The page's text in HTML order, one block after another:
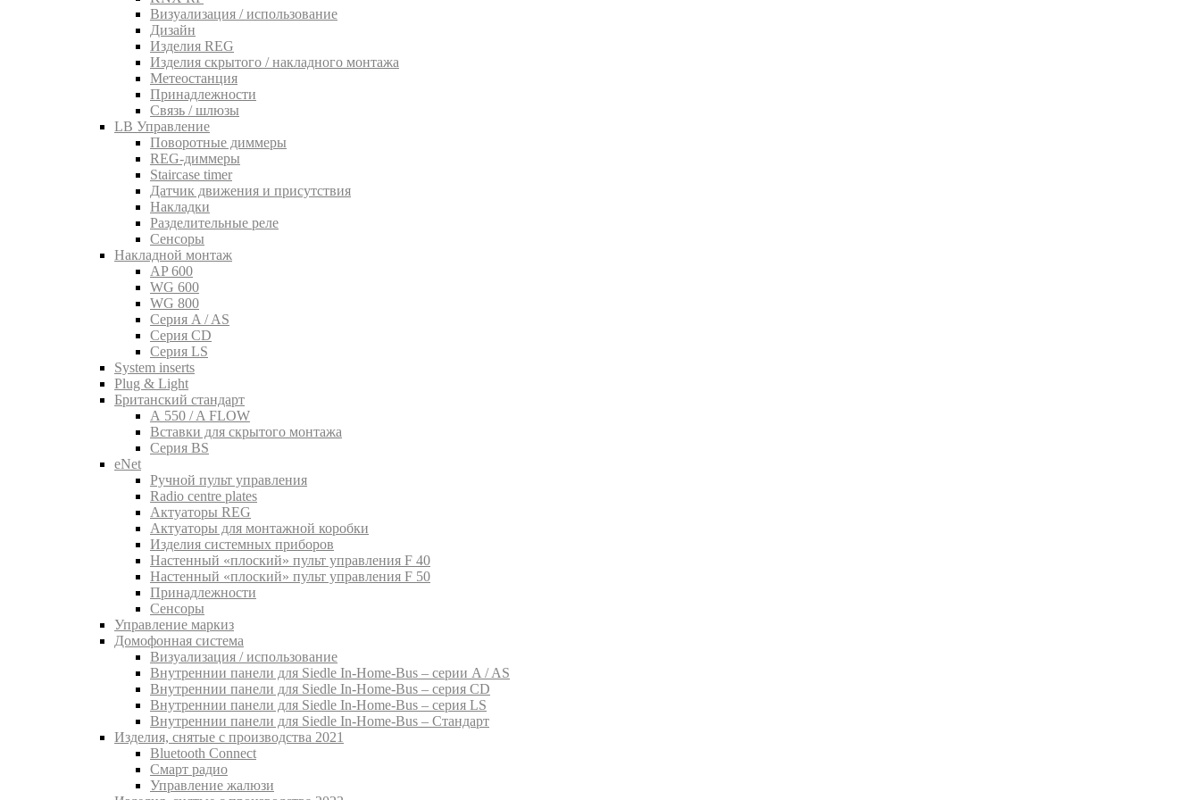
Визуализация / использование
Дизайн
Изделия REG
Изделия скрытого / накладного монтажа
Метеостанция
Принадлежности
Связь / шлюзы
LB Управление
Поворотные диммеры
REG-диммеры
Staircase timer
Датчик движения и присутствия
Накладки
Разделительные реле
Сенсоры
Накладной монтаж
AP 600
WG 600
WG 800
Серия A / AS
Серия CD
Серия LS
System inserts
Plug & Light
Британский стандарт
A 550 / A FLOW
Вставки для скрытого монтажа
Серия BS
eNet
Pучной пульт управления
Radio centre plates
Актуаторы REG
Актуаторы для монтажной коробки
Изделия системных приборов
Настенный «плоский» пульт управления F 40
Настенный «плоский» пульт управления F 50
Принадлежности
Сенсоры
Управление маркиз
Домофонная система
Визуализация / использование
Внутреннии панели для Siedle In-Home-Bus – серии A / AS
Внутреннии панели для Siedle In-Home-Bus – серия CD
Внутреннии панели для Siedle In-Home-Bus – серия LS
Внутреннии панели для Siedle In-Home-Bus – Стандарт
Изделия, снятые с производства 2021
Bluetooth Connect
Смарт радио
Управление жалюзи